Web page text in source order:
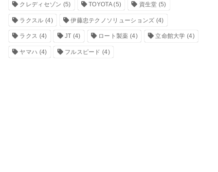
クレディセゾン (5) TOYOTA(5) 資生堂 (5)
ラクスル (4) 伊藤忠テクノソリューションズ (4)
ラクス (4) JT (4) ロート製薬 (4) 立命館大学 (4)
ヤマハ (4) フルスピード (4)